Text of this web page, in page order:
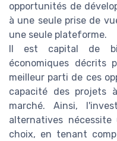
opportunités de
à une seule prise de
une seule plateforme.
Il est capital de
économiques décrits
meilleur parti de ces
capacité des projets
marché. Ainsi,
alternatives
choix, en tenant